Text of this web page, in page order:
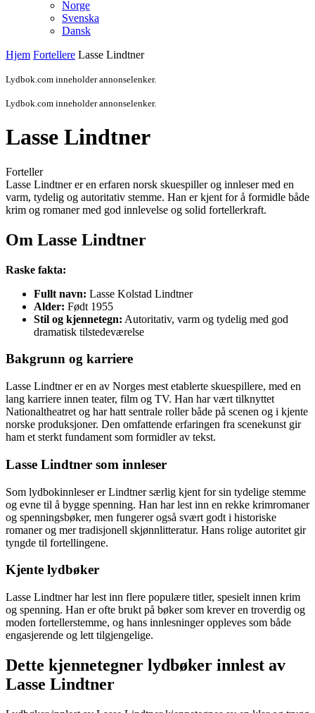
Norge
Svenska
Dansk
Hjem Fortellere Lasse Lindtner
Lydbok.com inneholder annonselenker.
Lydbok.com inneholder annonselenker.
Lasse Lindtner
Forteller
Lasse Lindtner er en erfaren norsk skuespiller og innleser med en
varm, tydelig og autoritativ stemme. Han er kjent for å formidle både
krim og romaner med god innlevelse og solid fortellerkraft.
Om Lasse Lindtner
Raske fakta:
Fullt navn: Lasse Kolstad Lindtner
Alder: Født 1955
Stil og kjennetegn: Autoritativ, varm og tydelig med god
dramatisk tilstedeværelse
Bakgrunn og karriere
Lasse Lindtner er en av Norges mest etablerte skuespillere, med en
lang karriere innen teater, film og TV. Han har vært tilknyttet
Nationaltheatret og har hatt sentrale roller både på scenen og i kjente
norske produksjoner. Den omfattende erfaringen fra scenekunst gir
ham et sterkt fundament som formidler av tekst.
Lasse Lindtner som innleser
Som lydbokinnleser er Lindtner særlig kjent for sin tydelige stemme
og evne til å bygge spenning. Han har lest inn en rekke krimromaner
og spenningsbøker, men fungerer også svært godt i historiske
romaner og mer tradisjonell skjønnlitteratur. Hans rolige autoritet gir
tyngde til fortellingene.
Kjente lydbøker
Lasse Lindtner har lest inn flere populære titler, spesielt innen krim
og spenning. Han er ofte brukt på bøker som krever en troverdig og
moden fortellerstemme, og hans innlesninger oppleves som både
engasjerende og lett tilgjengelige.
Dette kjennetegner lydbøker innlest av
Lasse Lindtner